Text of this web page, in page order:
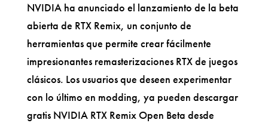
NVIDIA ha anunciado el lanzamiento de la beta
abierta de RTX Remix, un conjunto de
herramientas que permite crear fácilmente
impresionantes remasterizaciones RTX de juegos
clásicos. Los usuarios que deseen experimentar
con lo último en modding, ya pueden descargar
gratis NVIDIA RTX Remix Open Beta desde